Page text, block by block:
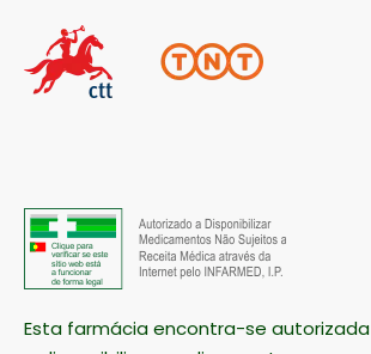
Esta farmácia encontra-se autorizada